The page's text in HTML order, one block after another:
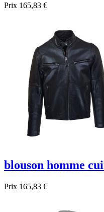
Prix 165,83 €
blouson homme
Prix 165,83 €